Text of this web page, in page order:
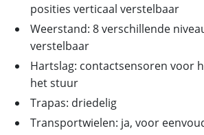
posities verticaal verstelbaar
Weerstand: 8 verschillende
verstelbaar
Hartslag: contactsensoren voor
het stuur
Trapas: driedelig
Transportwielen: ja, voor